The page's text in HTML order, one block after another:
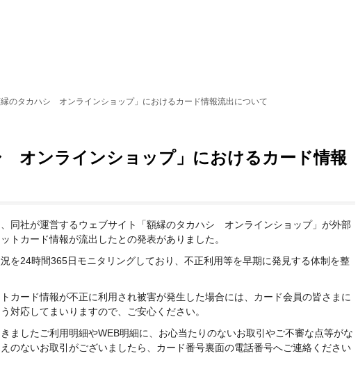
縁のタカハシ オンラインショップ」におけるカード情報流出について
オンラインショップ」におけるカード情報
同社が運営するウェブサイト「額縁のタカハシ オンラインショップ」が外部
トカード情報が流出したとの発表がありました。
を24時間365日モニタリングしており、不正利用等を早期に発見する体制を整
カード情報が不正に利用され被害が発生した場合には、カード会員の皆さまに
対応してまいりますので、ご安心ください。
ましたご利用明細やWEB明細に、お心当たりのないお取引やご不審な点等がな
のないお取引がございましたら、カード番号裏面の電話番号へご連絡ください